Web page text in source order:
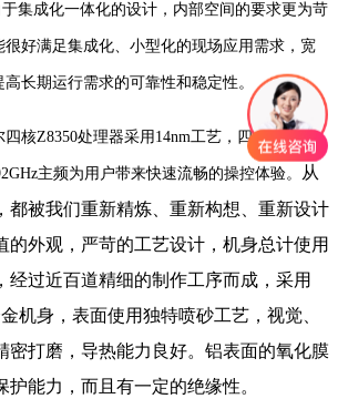
集成化一体化的设计，内部空间的要求更为苛
好满足集成化、小型化的现场应用需求，宽
长期运行需求的可靠性和稳定性。
核Z8350处理器采用14nm工艺，四核心四线
主频为用户带来快速流畅的操控体验。
从
都被我们重新精炼、重新构想、重新设计
的外观，严苛的工艺设计，机身总计使用
经过近百道精细的制作工序而成，采用
机身，表面使用独特喷砂工艺，视觉、
密打磨，导热能力良好。铝表面的氧化膜
能力，而且有一定的绝缘性。